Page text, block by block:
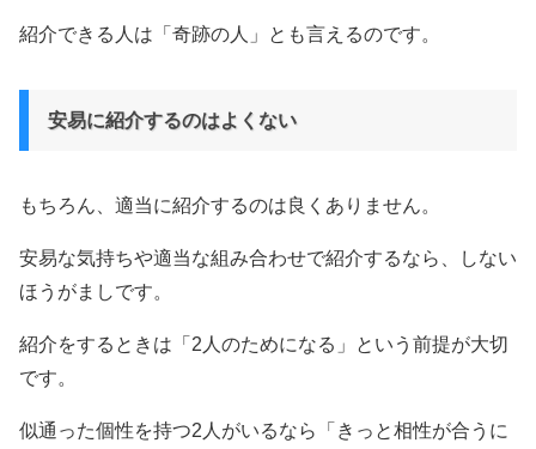
紹介できる人は「奇跡の人」とも言えるのです。
安易に紹介するのはよくない
もちろん、適当に紹介するのは良くありません。
安易な気持ちや適当な組み合わせで紹介するなら、しない
ほうがましです。
紹介をするときは「2人のためになる」という前提が大切
です。
似通った個性を持つ2人がいるなら「きっと相性が合うに